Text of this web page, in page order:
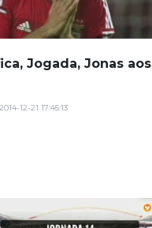
Jogada, Jonas aos
12-21 17:45:13